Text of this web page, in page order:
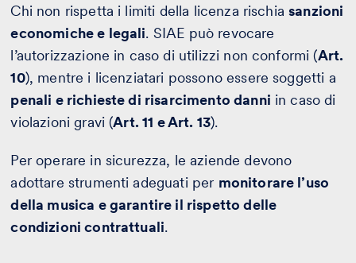
Chi non rispetta i limiti della licenza rischiasanzioni
economiche e legali. SIAE può revocare
l’autorizzazione in caso di utilizzi non conformi (Art.
10), mentre i licenziatari possono essere soggetti a
penali e richieste di risarcimento danni in caso di
violazioni gravi (Art. 11 e Art. 13).
Per operare in sicurezza, le aziende devono
adottare strumenti adeguati per monitorare l’uso
della musica e garantire il rispetto delle
condizioni contrattuali.